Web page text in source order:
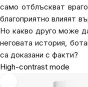
само отблъскват
благоприятно влияят
Но какво друго може
неговата история,
са доказани с факти?
High-contrast mode